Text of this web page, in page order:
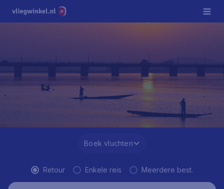
Boek vluchten
Retour Enkele reis Meerdere best.